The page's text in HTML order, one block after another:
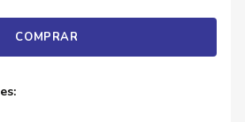
COMPRAR